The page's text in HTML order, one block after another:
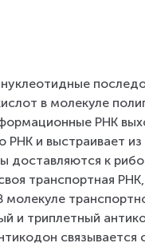
в мо­ле­ку­ле
РНК
и вы­стра­и­ва­ет
до­став­ля­ют­ся к
транс­порт­ная
и триплетный